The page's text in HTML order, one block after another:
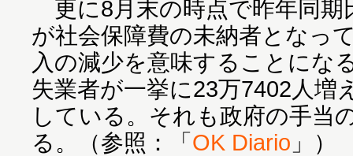
更に8月末の時点で昨年同期
が社会保障費の未納者となっ
入の減少を意味することにな
失業者が一挙に23万7402人増
している。それも政府の手当
る。（参照：「OK Diario 」）